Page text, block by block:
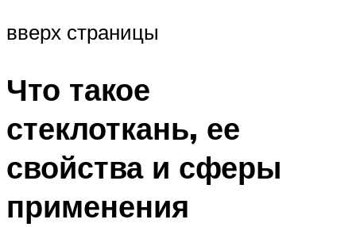
вверх страницы
Что такое
стеклоткань, ее
свойства и сферы
применения